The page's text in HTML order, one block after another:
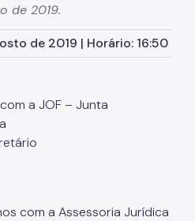
de 2019.
de 2019 | Horário: 16:50
a JOF – Junta
com a Assessoria Jurídica